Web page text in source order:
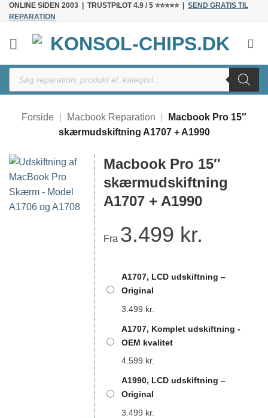
Fortsæt
indhold
ONLINE SIDEN 2003 | TRUSTPILOT 4.9 / 5 ⭐⭐⭐⭐⭐ | SEND GRATIS TIL
REPARATION
Products
search
Forside Macbook Reparation
Macbook Pro 15″
skærmudskiftning A1707 + A1990
Macbook Pro 15″
skærmudskiftning
A1707 + A1990
Fra 3.499 kr.
A1707, LCD udskiftning –
Original
3.499 kr.
A1707, Komplet udskiftning -
OEM kvalitet
4.599 kr.
A1990, LCD udskiftning –
Original
3.499 kr.